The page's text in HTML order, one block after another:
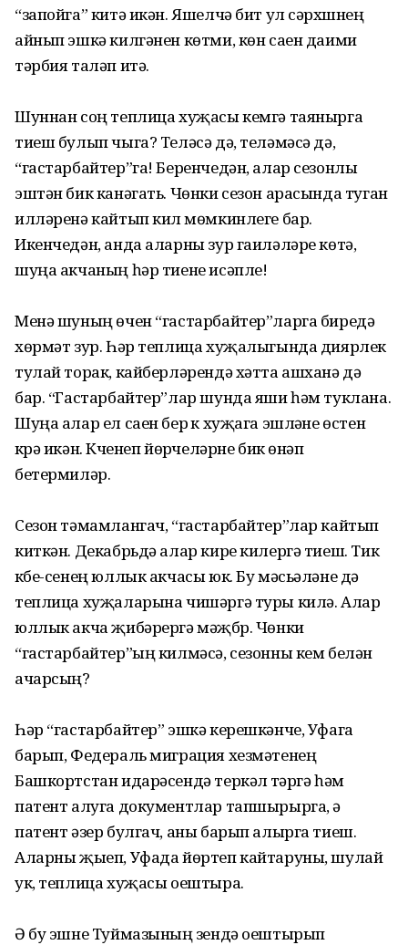
“запойга” китә икән. Яшелчә бит ул сәрхүшнең
айнып эшкә килгә­нен көтми, көн саен даими
тәрбия таләп итә.
Шуннан соң теплица хуҗасы кемгә таянырга
тиеш булып чыга? Теләсә дә, теләмәсә дә,
“гастарбайтер”га! Беренчедән, алар сезонлы
эштән бик канәгать. Чөнки сезон арасында туган
илләренә кайтып килү мөмкинлеге бар.
Икенчедән, анда аларны зур гаи­лә­ләре көтә,
шуңа акчаның һәр тиене исәпле!
Менә шуның өчен “гастар­бай­тер”ларга биредә
хөрмәт зур. Һәр теплица хуҗалыгында диярлек
тулай торак, кайберләрендә хәтта ашханә дә
бар. “Гастарбайтер”лар шунда яши һәм туклана.
Шуңа алар ел саен бер үк хуҗага эшләүне өстен
күрә икән. Күченеп йөрүчеләрне бик өнәп
бетермиләр.
Сезон тәмамлангач, “гастарбайтер”лар кайтып
киткән. Декабрьдә алар кире килергә тиеш. Тик
күбе-сенең юллык акчасы юк. Бу мәсьәләне дә
теплица хуҗаларына чишәргә туры килә. Алар
юллык акча җибәрергә мәҗбүр. Чөнки
“гастарбайтер”ың кил­мәсә, сезонны кем белән
ачарсың?
Һәр “гастарбайтер” эшкә кереш­кәнче, Уфага
барып, Федераль миграция хезмәтенең
Башкортстан ида­рәсендә теркәлү үтәргә һәм
патент алуга документлар тапшырырга, ә
патент әзер булгач, аны барып алырга тиеш.
Аларны җыеп, Уфада йөртеп кайтаруны, шулай
ук, теплица хуҗасы оештыра.
Ә бу эшне Туймазының үзендә оештырып